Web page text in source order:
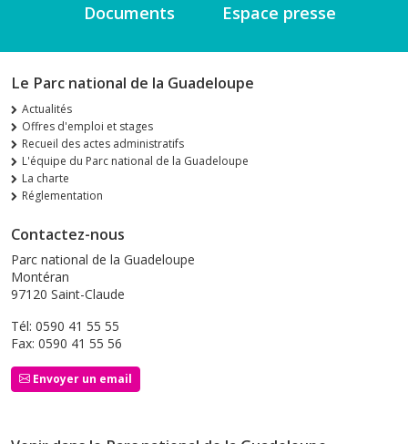
Documents Espace presse
Le Parc national de la Guadeloupe
Actualités
Offres d'emploi et stages
Recueil des actes administratifs
L'équipe du Parc national de la Guadeloupe
La charte
Réglementation
Contactez-nous
Parc national de la Guadeloupe
Montéran
97120 Saint-Claude
Tél: 0590 41 55 55
Fax: 0590 41 55 56
Envoyer un email